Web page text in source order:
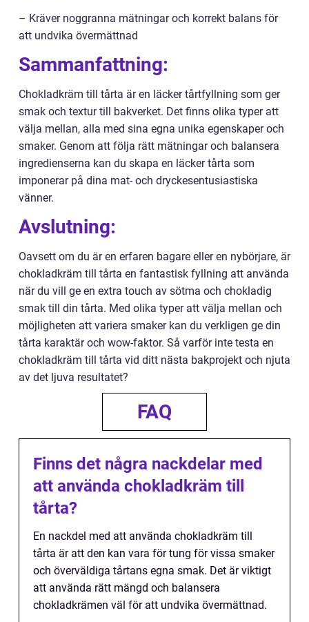
– Kräver noggranna mätningar och korrekt balans för
att undvika övermättnad
Sammanfattning:
Chokladkräm till tårta är en läcker tårtfyllning som ger
smak och textur till bakverket. Det finns olika typer att
välja mellan, alla med sina egna unika egenskaper och
smaker. Genom att följa rätt mätningar och balansera
ingredienserna kan du skapa en läcker tårta som
imponerar på dina mat- och dryckesentusiastiska
vänner.
Avslutning:
Oavsett om du är en erfaren bagare eller en nybörjare, är
chokladkräm till tårta en fantastisk fyllning att använda
när du vill ge en extra touch av sötma och chokladig
smak till din tårta. Med olika typer att välja mellan och
möjligheten att variera smaker kan du verkligen ge din
tårta karaktär och wow-faktor. Så varför inte testa en
chokladkräm till tårta vid ditt nästa bakprojekt och njuta
av det ljuva resultatet?
FAQ
Finns det några nackdelar med
att använda chokladkräm till
tårta?
En nackdel med att använda chokladkräm till
tårta är att den kan vara för tung för vissa smaker
och överväldiga tårtans egna smak. Det är viktigt
att använda rätt mängd och balansera
chokladkrämen väl för att undvika övermättnad.